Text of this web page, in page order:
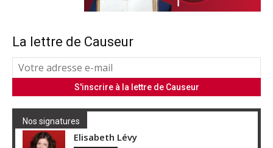
La lettre de Causeur
Nos signatures
Elisabeth Lévy